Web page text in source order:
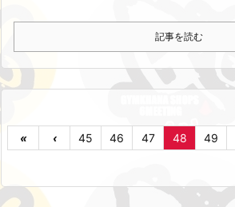
記事を読む
« ‹ 45 46 47 48 49